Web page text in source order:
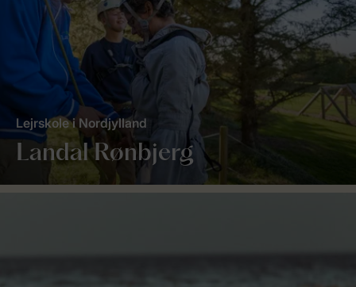
Landal Rønbjerg
Lejrskole i Nordjylland